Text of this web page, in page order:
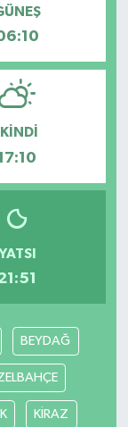
İKINDI
BEYDAĞ
KİRAZ